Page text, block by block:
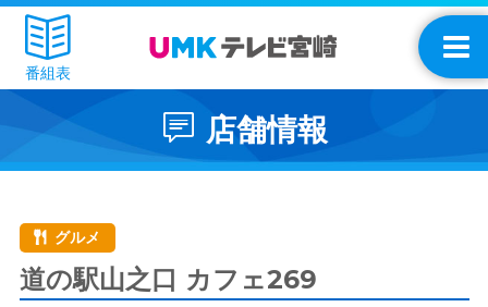
番組表
店舗情報
グルメ
道の駅山之口 カフェ269